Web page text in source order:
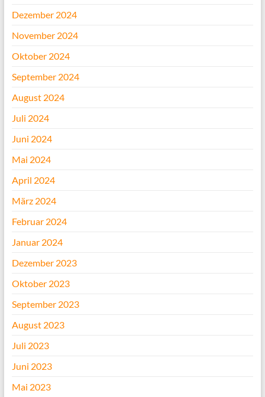
Dezember 2024
November 2024
Oktober 2024
September 2024
August 2024
Juli 2024
Juni 2024
Mai 2024
April 2024
März 2024
Februar 2024
Januar 2024
Dezember 2023
Oktober 2023
September 2023
August 2023
Juli 2023
Juni 2023
Mai 2023